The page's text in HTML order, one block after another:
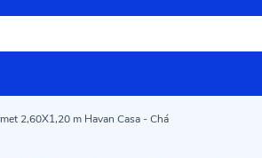
2,60X1,20 m Havan Casa - Chá